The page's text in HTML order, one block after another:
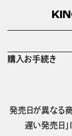
購入お手続き
発売日が異なる
遅い発売日」